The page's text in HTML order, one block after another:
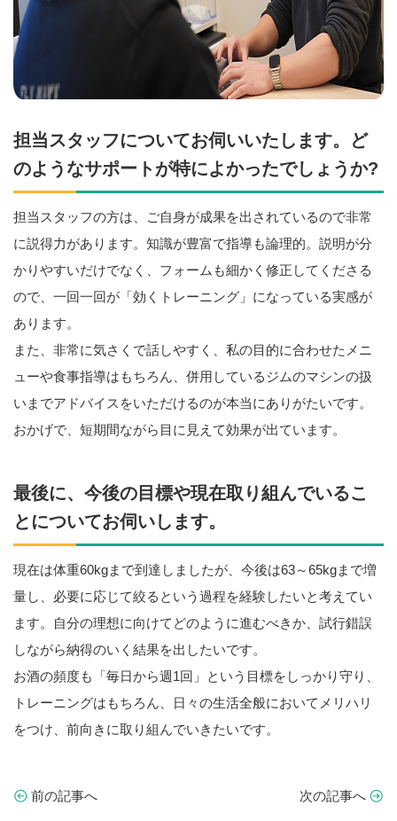
担当スタッフについてお伺いいたします。ど
のようなサポートが特によかったでしょうか?
担当スタッフの方は、ご自身が成果を出されているので非常
に説得力があります。知識が豊富で指導も論理的。説明が分
かりやすいだけでなく、フォームも細かく修正してくださる
ので、一回一回が「効くトレーニング」になっている実感が
あります。
また、非常に気さくで話しやすく、私の目的に合わせたメニ
ューや食事指導はもちろん、併用しているジムのマシンの扱
いまでアドバイスをいただけるのが本当にありがたいです。
おかげで、短期間ながら目に見えて効果が出ています。
最後に、今後の目標や現在取り組んでいるこ
とについてお伺いします。
現在は体重60kgまで到達しましたが、今後は63～65kgまで増
量し、必要に応じて絞るという過程を経験したいと考えてい
ます。自分の理想に向けてどのように進むべきか、試行錯誤
しながら納得のいく結果を出したいです。
お酒の頻度も「毎日から週1回」という目標をしっかり守り、
トレーニングはもちろん、日々の生活全般においてメリハリ
をつけ、前向きに取り組んでいきたいです。
前の記事へ 次の記事へ